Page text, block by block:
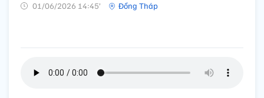
01/06/2026 14:45’ Đồng Tháp